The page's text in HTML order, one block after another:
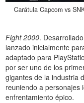
Carátula Capcom vs
Fight 2000.
lanzado inicialmente
adaptado para
por ser uno de los
gigantes de la industria
reuniendo a personajes
enfrentamiento épico.